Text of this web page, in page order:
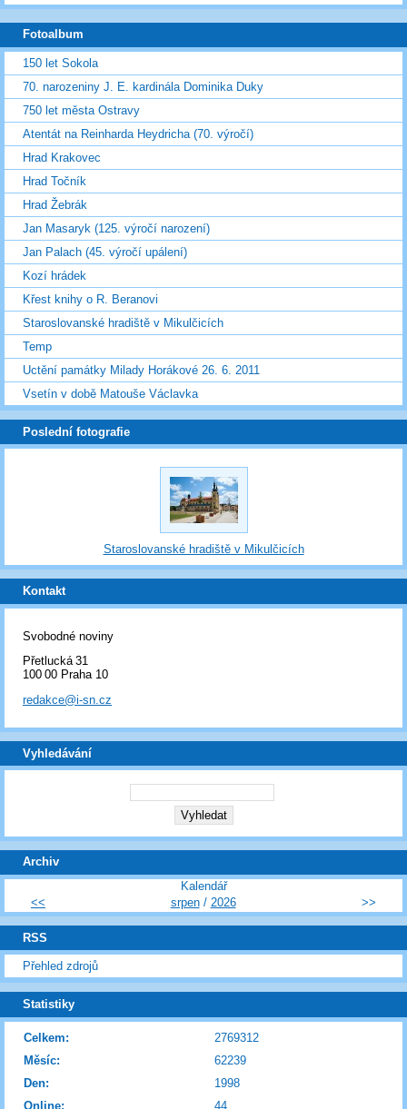
Fotoalbum
150 let Sokola
70. narozeniny J. E. kardinála Dominika Duky
750 let města Ostravy
Atentát na Reinharda Heydricha (70. výročí)
Hrad Krakovec
Hrad Točník
Hrad Žebrák
Jan Masaryk (125. výročí narození)
Jan Palach (45. výročí upálení)
Kozí hrádek
Křest knihy o R. Beranovi
Staroslovanské hradiště v Mikulčicích
Temp
Uctění památky Milady Horákové 26. 6. 2011
Vsetín v době Matouše Václavka
Poslední fotografie
Staroslovanské hradiště v Mikulčicích
Kontakt
Svobodné noviny
Přetlucká 31
100 00 Praha 10
redakce@i-sn.cz
Vyhledávání
Archiv
Kalendář
<<
srpen/ 2026 >>
RSS
Přehled zdrojů
Statistiky
Online: 44
Celkem:
2769312
Měsíc:
62239
Den:
1998